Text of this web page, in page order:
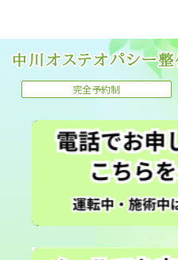
完全予約制